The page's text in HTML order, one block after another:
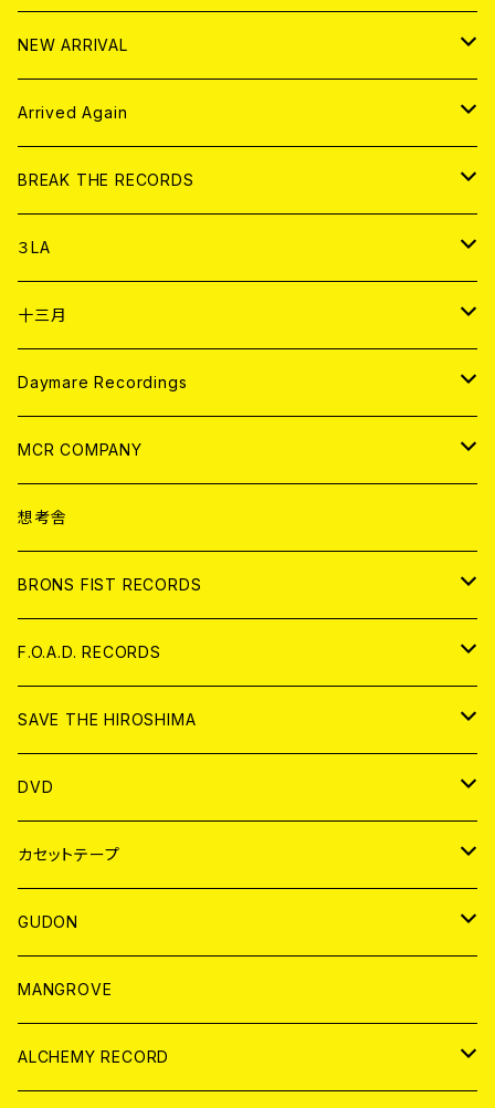
HOOD
EL ZINE
アナログ
アパレル
書籍
DIGITAL CONTENTS
NEW ARRIVAL
CD
アナログ
Arrived Again
CD
アナログ
BREAK THE RECORDS
CD
ANALOG
アパレル
３LA
CD
ANALOG
十三月
CD
ANALOG
Daymare Recordings
CD
ANALOG
MCR COMPANY
CD
アパレル
ANALOG
想考舎
BRONS FIST RECORDS
CD
ANALOG
F.O.A.D. RECORDS
CD
ANALOG
SAVE THE HIROSHIMA
アパレル
BADGE
DVD
JAPAN
WORLD
カセットテープ
JAPAN
WORLD
GUDON
アパレル
PATCH
MANGROVE
ALCHEMY RECORD